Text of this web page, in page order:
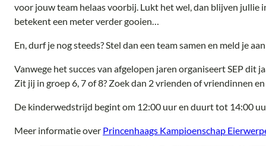
voor jouw team helaas voorbij. Lukt het wel, dan blijven jullie
betekent een meter verder gooien…
En, durf je nog steeds? Stel dan een team samen en meld je
Vanwege het succes van afgelopen jaren organiseert SEP dit
Zit jij in groep 6, 7 of 8? Zoek dan 2 vrienden of vriendinnen
De kinderwedstrijd begint om 12:00 uur en duurt tot 14:00
Meer informatie over Princenhaags Kampioenschap